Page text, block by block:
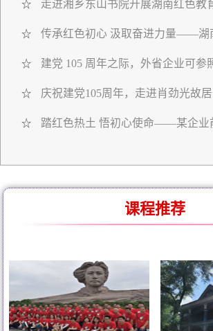
☆ 走进湘乡东山书院开展湖南红色教
☆ 传承红色初心 汲取奋进力量——湖
☆ 建党 105 周年之际，外省企业可参
☆ 庆祝建党105周年，走进肖劲光故
☆ 踏红色热土 悟初心使命——某企业
课程推荐